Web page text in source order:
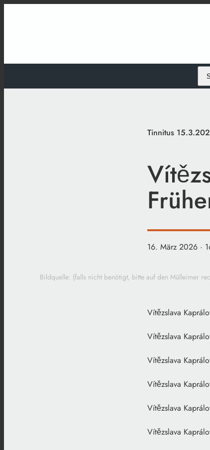
Tinnitus
16. März 2026 ·
Bildquelle: (falls nicht benötigt, bitte auf den Mülleimer